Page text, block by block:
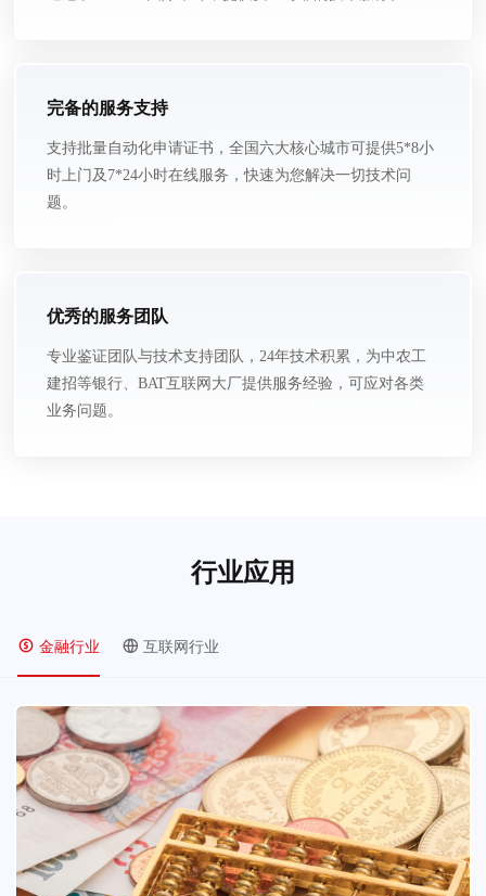
完备的服务支持
支持批量自动化申请证书，全国六大核心城市可提供5*8小
时上门及7*24小时在线服务，快速为您解决一切技术问
题。
优秀的服务团队
专业鉴证团队与技术支持团队，24年技术积累，为中农工
建招等银行、BAT互联网大厂提供服务经验，可应对各类
业务问题。
行业应用
金融行业 互联网行业